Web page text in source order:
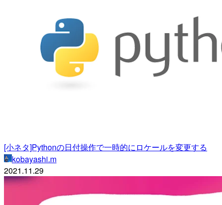
[小ネタ]Pythonの日付操作で一時的にロケールを変更する
kobayashi.m
2021.11.29